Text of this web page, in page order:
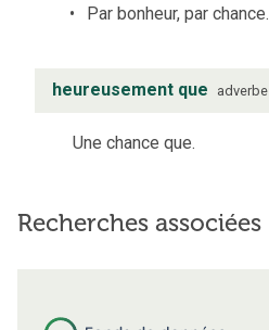
Par bonheur, par chance.
heureusement que adverbe
Une chance que.
Recherches associées